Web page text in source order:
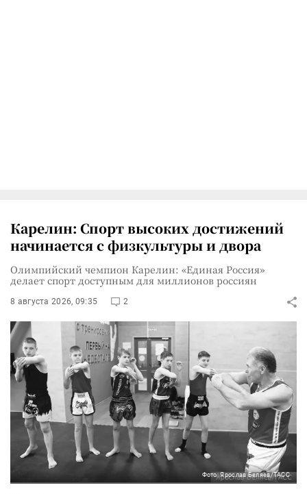
Карелин: Спорт высоких достижений
начинается с физкультуры и двора
Олимпийский чемпион Карелин: «Единая Россия»
делает спорт доступным для миллионов россиян
8 августа 2026, 09:35 2
Фото: Ярослав Беляев/ТАСС